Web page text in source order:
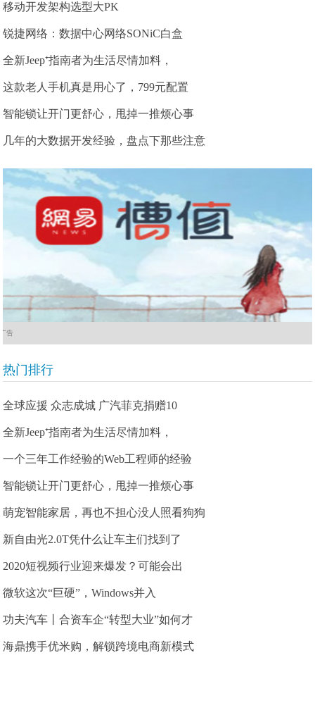
移动开发架构选型大PK
锐捷网络：数据中心网络SONiC白盒
全新Jeep⁺指南者为生活尽情加料，
这款老人手机真是用心了，799元配置
智能锁让开门更舒心，甩掉一推烦心事
几年的大数据开发经验，盘点下那些注意
广告
热门排行
全球应援 众志成城 广汽菲克捐赠10
全新Jeep⁺指南者为生活尽情加料，
一个三年工作经验的Web工程师的经验
智能锁让开门更舒心，甩掉一推烦心事
萌宠智能家居，再也不担心没人照看狗狗
新自由光2.0T凭什么让车主们找到了
2020短视频行业迎来爆发？可能会出
微软这次“巨硬”，Windows并入
功夫汽车丨合资车企“转型大业”如何才
海鼎携手优米购，解锁跨境电商新模式